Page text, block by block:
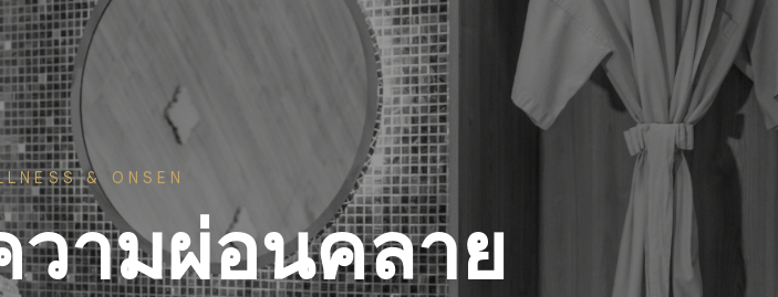
& ONSEN
วามผ่อนคลาย